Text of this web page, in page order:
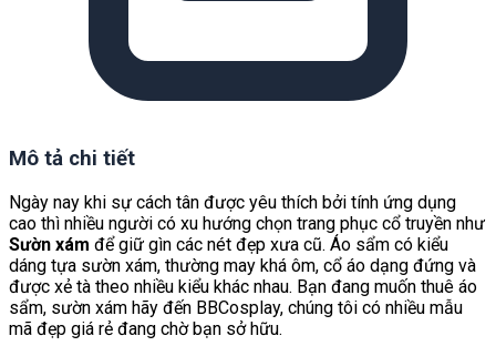
Mô tả chi tiết
Ngày nay khi sự cách tân được yêu thích bởi tính ứng dụng
cao thì nhiều người có xu hướng chọn trang phục cổ truyền như
Sườn xám để giữ gìn các nét đẹp xưa cũ. Áo sẩm có kiểu
dáng tựa sườn xám, thường may khá ôm, cổ áo dạng đứng và
được xẻ tà theo nhiều kiểu khác nhau. Bạn đang muốn thuê áo
sẩm, sườn xám hãy đến BBCosplay, chúng tôi có nhiều mẫu
mã đẹp giá rẻ đang chờ bạn sở hữu.